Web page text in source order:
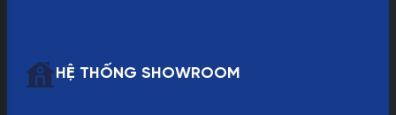
HỆ THỐNG SHOWROOM